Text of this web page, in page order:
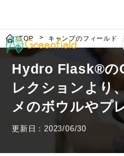
TOP キャンプのフィールド
Hydro Flask®の
レクションより
メのボウルやプ
更新日：2023/06/30